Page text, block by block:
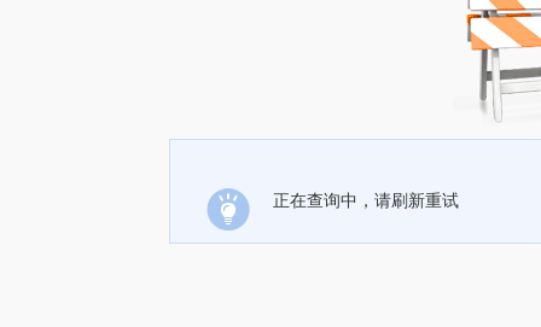
正在查询中，请刷新重试